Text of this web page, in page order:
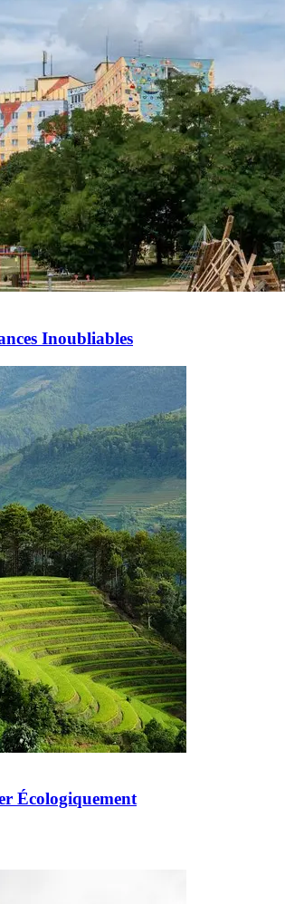
Inoubliables
Écologiquement